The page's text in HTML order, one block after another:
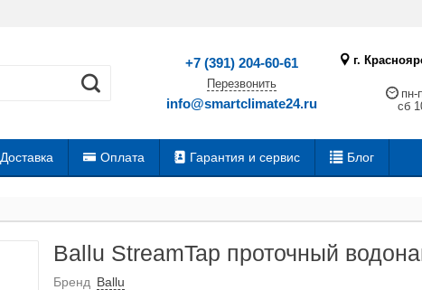
+7 (391) 204-60-61
Перезвонить
info@smartclimate24.ru
г.
пн-
сб
Доставка Оплата Гарантия и сервис Блог
Ballu StreamTap проточный
Бренд Ballu